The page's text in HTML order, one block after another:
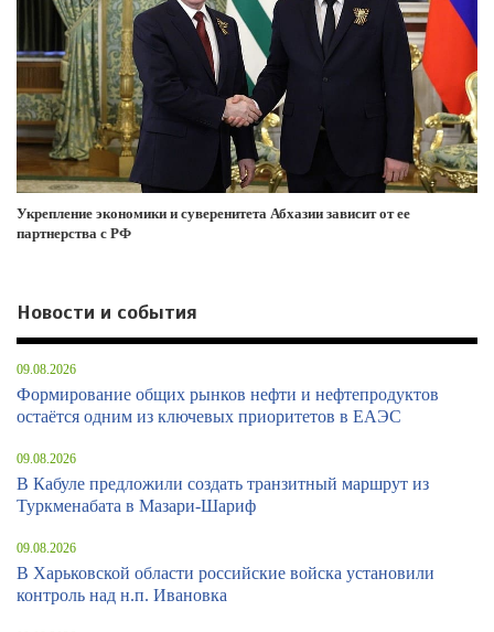
Укрепление экономики и суверенитета Абхазии зависит от ее
партнерства с РФ
Новости и события
09.08.2026
Формирование общих рынков нефти и нефтепродуктов
остаётся одним из ключевых приоритетов в ЕАЭС
09.08.2026
В Кабуле предложили создать транзитный маршрут из
Туркменабата в Мазари-Шариф
09.08.2026
В Харьковской области российские войска установили
контроль над н.п. Ивановка